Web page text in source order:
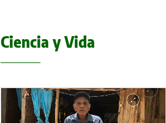
Ciencia y Vida